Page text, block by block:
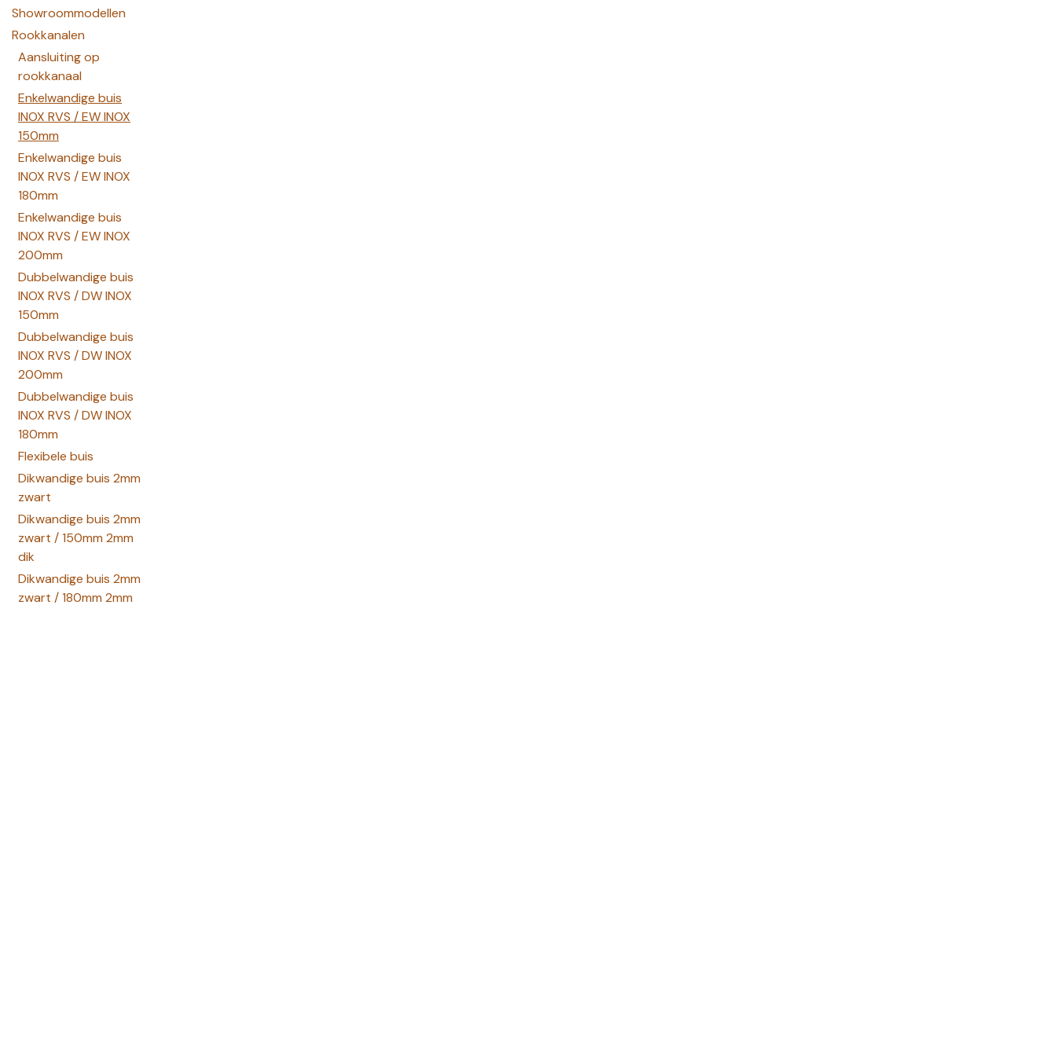
Showroommodellen
Rookkanalen
Aansluiting op
rookkanaal
Enkelwandige buis
INOX RVS / EW INOX
150mm
Enkelwandige buis
INOX RVS / EW INOX
180mm
Enkelwandige buis
INOX RVS / EW INOX
200mm
Dubbelwandige buis
INOX RVS / DW INOX
150mm
Dubbelwandige buis
INOX RVS / DW INOX
200mm
Dubbelwandige buis
INOX RVS / DW INOX
180mm
Flexibele buis
Dikwandige buis 2mm
zwart
Dikwandige buis 2mm
zwart / 150mm 2mm
dik
Dikwandige buis 2mm
zwart / 180mm 2mm